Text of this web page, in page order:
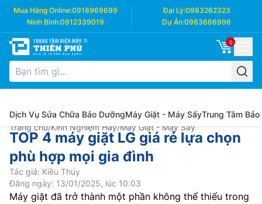
Mua Hàng Online:0918969699 Đại Lý:0983262323
Ninh Bình:0912339019 Dự Án:0983666996
0
Dịch Vụ Sửa Chữa Bảo DưỡngMáy Giặt - Máy SấyTrung Tâm Bảo
Trang chủ/Kinh Nghiệm Hay/Máy Giặt - Máy Sấy
TOP 4 máy giặt LG giá rẻ lựa chọn
phù hợp mọi gia đình
Tác giả: Kiều Thúy
Đăng ngày: 13/01/2025, lúc 10:03
Máy giặt đã trở thành một phần không thể thiếu trong